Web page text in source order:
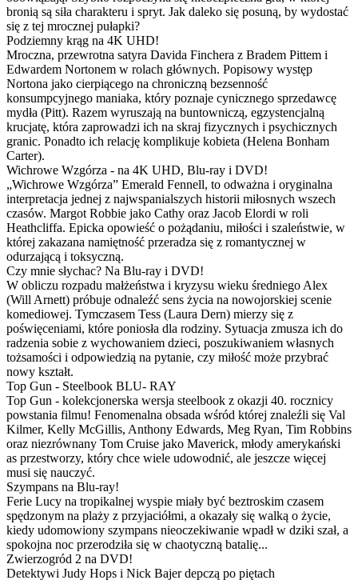
bronią są siła charakteru i spryt. Jak daleko się posuną, by wydostać
się z tej mrocznej pułapki?
Podziemny krąg na 4K UHD!
Mroczna, przewrotna satyra Davida Finchera z Bradem Pittem i
Edwardem Nortonem w rolach głównych. Popisowy występ
Nortona jako cierpiącego na chroniczną bezsenność
konsumpcyjnego maniaka, który poznaje cynicznego sprzedawcę
mydła (Pitt). Razem wyruszają na buntowniczą, egzystencjalną
krucjatę, która zaprowadzi ich na skraj fizycznych i psychicznych
granic. Ponadto ich relację komplikuje kobieta (Helena Bonham
Carter).
Wichrowe Wzgórza - na 4K UHD, Blu-ray i DVD!
„Wichrowe Wzgórza” Emerald Fennell, to odważna i oryginalna
interpretacja jednej z najwspanialszych historii miłosnych wszech
czasów. Margot Robbie jako Cathy oraz Jacob Elordi w roli
Heathcliffa. Epicka opowieść o pożądaniu, miłości i szaleństwie, w
której zakazana namiętność przeradza się z romantycznej w
odurzającą i toksyczną.
Czy mnie słychac? Na Blu-ray i DVD!
W obliczu rozpadu małżeństwa i kryzysu wieku średniego Alex
(Will Arnett) próbuje odnaleźć sens życia na nowojorskiej scenie
komediowej. Tymczasem Tess (Laura Dern) mierzy się z
poświęceniami, które poniosła dla rodziny. Sytuacja zmusza ich do
radzenia sobie z wychowaniem dzieci, poszukiwaniem własnych
tożsamości i odpowiedzią na pytanie, czy miłość może przybrać
nowy kształt.
Top Gun - Steelbook BLU- RAY
Top Gun - kolekcjonerska wersja steelbook z okazji 40. rocznicy
powstania filmu! Fenomenalna obsada wśród której znaleźli się Val
Kilmer, Kelly McGillis, Anthony Edwards, Meg Ryan, Tim Robbins
oraz niezrównany Tom Cruise jako Maverick, młody amerykański
as przestworzy, który chce wiele udowodnić, ale jeszcze więcej
musi się nauczyć.
Szympans na Blu-ray!
Ferie Lucy na tropikalnej wyspie miały być beztroskim czasem
spędzonym na plaży z przyjaciółmi, a okazały się walką o życie,
kiedy udomowiony szympans nieoczekiwanie wpadł w dziki szał, a
spokojna noc przerodziła się w chaotyczną batalię...
Zwierzogród 2 na DVD!
Detektywi Judy Hops i Nick Bajer depczą po piętach